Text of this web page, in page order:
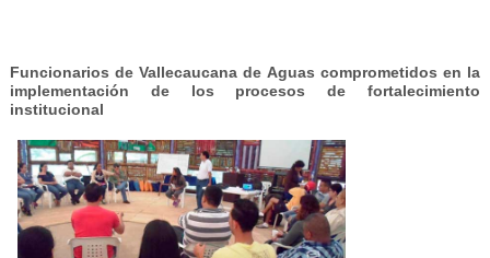
Funcionarios de Vallecaucana de Aguas comprometidos en la
implementación de los procesos de fortalecimiento
institucional